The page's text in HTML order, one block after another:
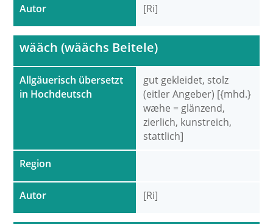
Autor [Ri]
Allgäuerisch übersetzt
in Hochdeutsch
Region
Autor
wääch (wäächs Beitele)
gut gekleidet, stolz
(eitler Angeber) [{mhd.}
wæhe = glänzend,
zierlich, kunstreich,
stattlich]
[Ri]